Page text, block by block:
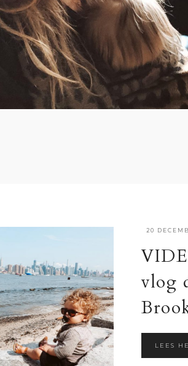
te zijn, mits je je goed voorbereidt. Dat
LEES HET BERICHT
20
vlog
LEES